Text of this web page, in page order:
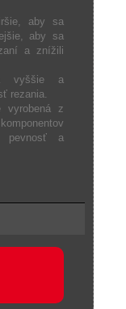
aby sa
aby sa
a znížili
vyššie a
rezania.
vyrobená z
pevnosť a